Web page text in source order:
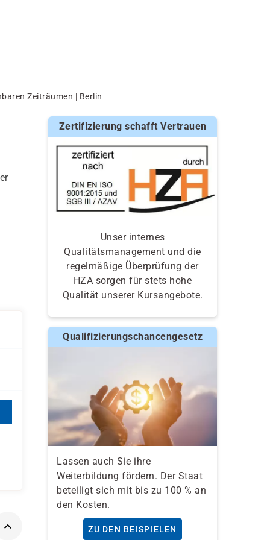
Zeiträumen | Berlin
Zertifizierung schafft Vertrauen
Unser internes
Qualitätsmanagement und die
regelmäßige Überprüfung der
HZA sorgen für stets hohe
Qualität unserer Kursangebote.
Qualifizierungschancengesetz
Lassen auch Sie ihre
Weiterbildung fördern. Der Staat
beteiligt sich mit bis zu 100 % an
den Kosten.
ZU DEN BEISPIELEN